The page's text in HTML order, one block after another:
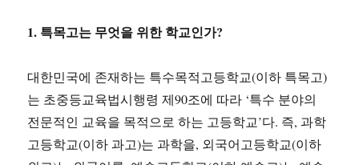
1. 특목고는 무엇을 위한 학교인가?
대한민국에 존재하는 특수목적고등학교(이하 특목고)
는 초중등교육법시행령 제90조에 따라 ‘특수 분야의
전문적인 교육을 목적으로 하는 고등학교’다. 즉, 과학
고등학교(이하 과고)는 과학을, 외국어고등학교(이하